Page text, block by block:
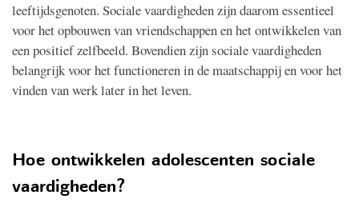
leeftijdsgenoten. Sociale vaardigheden zijn daarom essentieel
voor het opbouwen van vriendschappen en het ontwikkelen van
een positief zelfbeeld. Bovendien zijn sociale vaardigheden
belangrijk voor het functioneren in de maatschappij en voor het
vinden van werk later in het leven.
Hoe ontwikkelen adolescenten sociale
vaardigheden?